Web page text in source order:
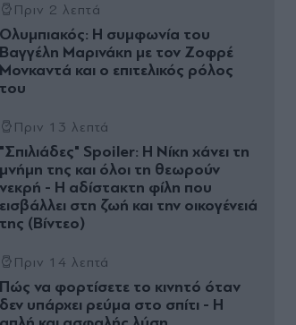
Πριν 2 λεπτά
Ολυμπιακός: Η συμφωνία του
Βαγγέλη Μαρινάκη με τον Ζοφρέ
Μονκαντά και ο επιτελικός ρόλος
του
Πριν 13 λεπτά
"Σπιλιάδες" Spoiler: Η Νίκη χάνει τη
μνήμη της και όλοι τη θεωρούν
νεκρή - Η αδίστακτη φίλη που
εισβάλλει στη ζωή και την οικογένειά
της (Βίντεο)
Πριν 14 λεπτά
Πώς να φορτίσετε το κινητό όταν
δεν υπάρχει ρεύμα στο σπίτι - Η